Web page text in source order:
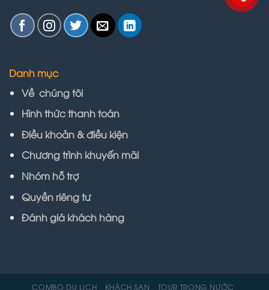
Danh mục
Về chúng tôi
Hình thức thanh toán
Điều khoản & điều kiện
Chương trình khuyến mãi
Nhóm hỗ trợ
Quyền riêng tư
Đánh giá khách hàng
COMBO DU LỊCH KHÁCH SẠN
TOUR TRONG NƯỚC